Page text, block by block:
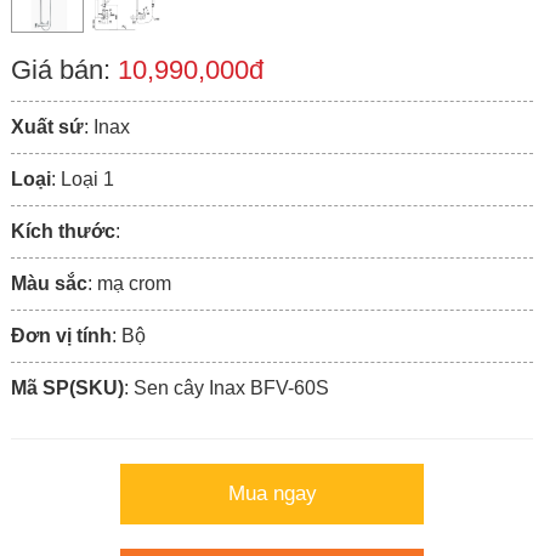
Giá bán: 10,990,000đ
Xuất sứ: Inax
Loại: Loại 1
Kích thước:
Màu sắc: mạ crom
Đơn vị tính: Bộ
Mã SP(SKU): Sen cây Inax BFV-60S
Mua ngay